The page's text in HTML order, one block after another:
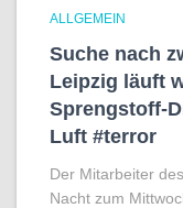
ALLGEMEIN
Suche nach
Leipzig läuft
Sprengstoff-
Luft #terror
Der Mitarbeiter
Nacht zum